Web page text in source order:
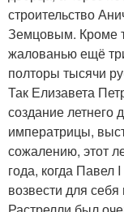
строительство
Земцовым. Кроме
жалованью ещё
полторы тысячи
Так Елизавета
создание летнего
императрицы,
сожалению, этот
года, когда Павел
возвести для